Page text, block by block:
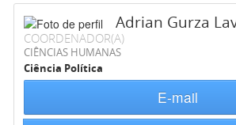
Adrian Gurza
COORDENADOR(A)
CIÊNCIAS HUMANAS
Ciência Política
E-mail